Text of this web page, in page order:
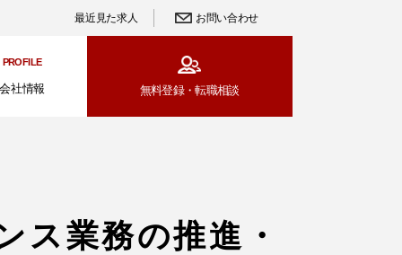
最近見た求人 お問い合わせ
PROFILE
会社情報 無料登録・転職相談
ス業務の推進・